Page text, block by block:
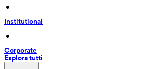
•
Institutional
•
Corporate
Esplora tutti